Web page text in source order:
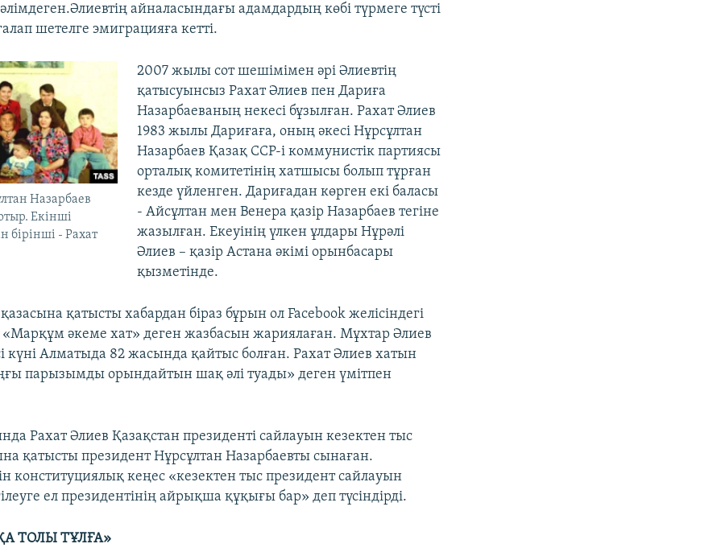
айналасындағы адамдардың көбі түрмеге түсті
шетелге эмиграцияға кетті.
Назарбаев
Екінші
бірінші - Рахат
2007 жылы сот шешімімен әрі Әлиевтің
қатысуынсыз Рахат Әлиев пен Дариға
Назарбаеваның некесі бұзылған. Рахат Әлиев
1983 жылы Дариғаға, оның әкесі Нұрсұлтан
Назарбаев Қазақ ССР-і коммунистік партиясы
орталық комитетінің хатшысы болып тұрған
кезде үйленген. Дариғадан көрген екі баласы
- Айсұлтан мен Венера қазір Назарбаев тегіне
жазылған. Екеуінің үлкен ұлдары Нұрәлі
Әлиев – қазір Астана әкімі орынбасары
қызметінде.
қатысты хабардан біраз бұрын ол Facebook желісіндегі
әкеме хат» деген жазбасын жариялаған. Мұхтар Әлиев
күні Алматыда 82 жасында қайтыс болған. Рахат Әлиев хатын
парызымды орындайтын шақ әлі туады» деген үмітпен
Рахат Әлиев Қазақстан президенті сайлауын кезектен тыс
қатысты президент Нұрсұлтан Назарбаевты сынаған.
конституциялық кеңес «кезектен тыс президент сайлауын
ел президентінің айрықша құқығы бар» деп түсіндірді.
ТОЛЫ ТҰЛҒА»